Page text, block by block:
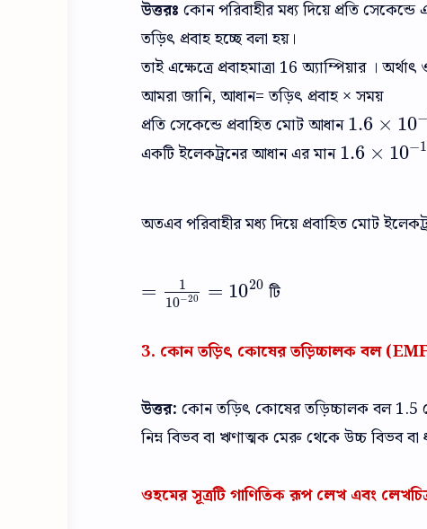
উত্তরঃ কোন পরিবাহীর মধ্য দিয়ে প্রতি
তড়িৎ প্রবাহ হচ্ছে বলা হয়।
তাই এক্ষেত্রে প্রবাহমাত্রা 16 অ্যাম্পিয়ার ।
আমরা জানি, আধান= তড়িৎ প্রবাহ × সময়
প্রতি সেকেন্ডে প্রবাহিত মোট আধান1.6 × 10−
1.6× 10 −19
একটি ইলেকট্রনের আধান এর মান1.6 × 10−
1.6× 10 −19
অতএব পরিবাহীর মধ্য দিয়ে প্রবাহিত মোট
=
1
10−20 = 1020
=1 10−20 =1020 টি
3. কোন তড়িৎ কোষের তড়িচ্চালক বল
উত্তর: কোন তড়িৎ কোষের তড়িচ্চালক বল 1.5
নিম্ন বিভব বা ঋণাত্মক মেরু থেকে উচ্চ বিভব
ওহমের সূত্রটি গাণিতিক রূপ লেখ এবং